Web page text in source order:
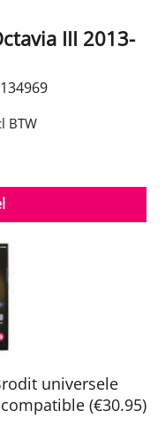
III 2013-
BTW
universele
(€30.95)